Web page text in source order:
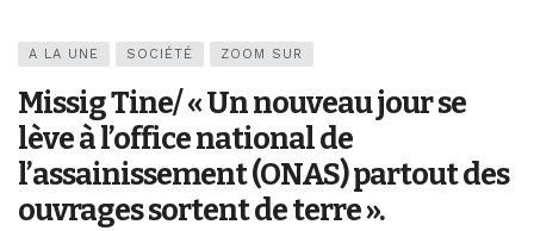
A LA UNE SOCIÉTÉ ZOOM SUR
Missig Tine/ « Un nouveau jour se
lève à l’office national de
l’assainissement (ONAS) partout des
ouvrages sortent de terre ».